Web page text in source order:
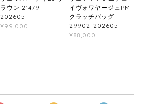
ラウン 21479-
202605
¥99,000
イヴォワヤージュPM
クラッチバッグ
29902-202605
¥88,000